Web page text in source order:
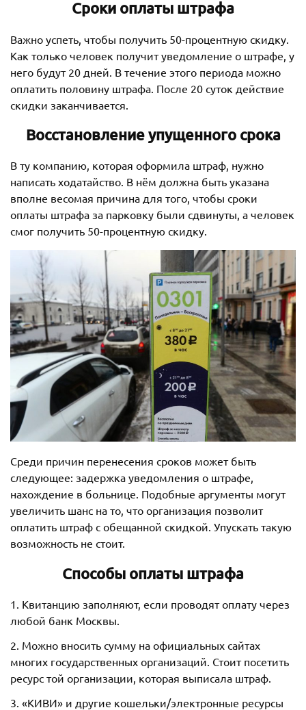
Сроки оплаты штрафа
Важно успеть, чтобы получить 50-процентную скидку.
Как только человек получит уведомление о штрафе, у
него будут 20 дней. В течение этого периода можно
оплатить половину штрафа. После 20 суток действие
скидки заканчивается.
Восстановление упущенного срока
В ту компанию, которая оформила штраф, нужно
написать ходатайство. В нём должна быть указана
вполне весомая причина для того, чтобы сроки
оплаты штрафа за парковку были сдвинуты, а человек
смог получить 50-процентную скидку.
Среди причин перенесения сроков может быть
следующее: задержка уведомления о штрафе,
нахождение в больнице. Подобные аргументы могут
увеличить шанс на то, что организация позволит
оплатить штраф с обещанной скидкой. Упускать такую
возможность не стоит.
Способы оплаты штрафа
1. Квитанцию заполняют, если проводят оплату через
любой банк Москвы.
2. Можно вносить сумму на официальных сайтах
многих государственных организаций. Стоит посетить
ресурс той организации, которая выписала штраф.
3. «КИВИ» и другие кошельки/электронные ресурсы